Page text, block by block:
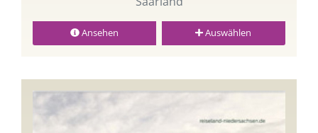
Ansehen Auswählen